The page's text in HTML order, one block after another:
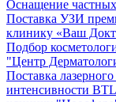
Оснащение
Поставка УЗИ
клинику «Ваш
Подбор
"Центр
Поставка
интенсивности